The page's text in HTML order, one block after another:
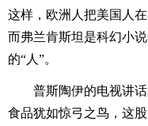
这样，欧洲人把美国人
而弗兰肯斯坦是科幻小
的“人”。
普斯陶伊的电视讲话
食品犹如惊弓之鸟，这